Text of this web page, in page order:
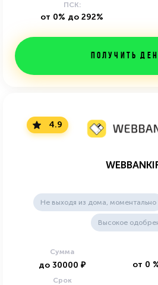
ПСК:
от 0% до 292%
Получить
4.9
Не выходя из дома, моментально
Высокое
Сумма
до 30000 ₽ от 0
Срок